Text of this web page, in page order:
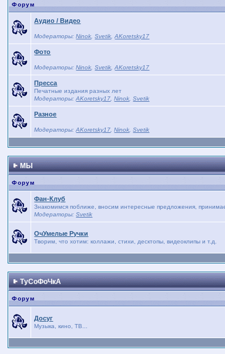
Форум
Аудио / Видео
Модераторы:Ninok ,Svetik ,AKoretsky17
Фото
Модераторы:Ninok ,Svetik ,AKoretsky17
Пресса
Печатные издания разных лет
Модераторы:AKoretsky17 ,Ninok ,Svetik
Разное
Модераторы:AKoretsky17 ,Ninok ,Svetik
МЫ
Форум
Фан-Клуб
Знакомимся поближе, вносим интересные предложения,
Модераторы:Svetik
ОчУмелые Ручки
Творим, что хотим: коллажи, стихи, десктопы, видеоклипы и т.д.
ТуСоФоЧкА
Форум
Досуг
Музыка, кино, ТВ...